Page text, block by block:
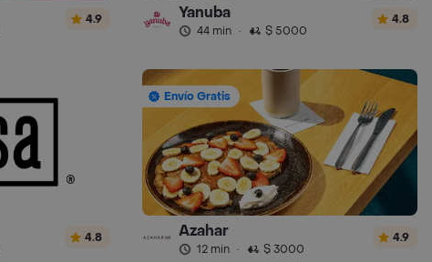
4.9 Yanuba
44 min · $ 5000
4.8
4.8
Envío Gratis
Azahar
12 min · $ 3000
4.9